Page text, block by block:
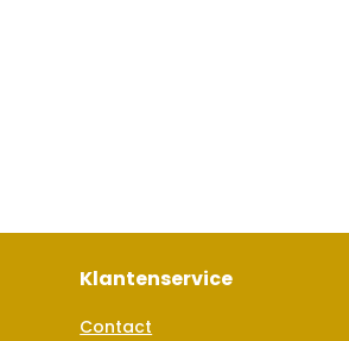
Klantenservice
Contact